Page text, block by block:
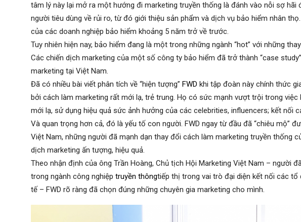
tâm lý này lại mở ra một hướng đi marketing truyền thống là đánh vào nỗi sợ hãi
người tiêu dùng về rủi ro, từ đó giới thiệu sản phẩm và dịch vụ bảo hiểm nhân
của các doanh nghiệp bảo hiểm khoảng 5 năm trở về trước.
Tuy nhiên hiện nay, bảo hiểm đang là một trong những ngành “hot” với những
Các chiến dịch marketing của một số công ty bảo hiểm đã trở thành “case
marketing tại Việt Nam.
Đã có nhiều bài viết phân tích về “hiện tượng” FWD khi tập đoàn này chính thức
bởi cách làm marketing rất mới lạ, trẻ trung. Họ có sức mạnh vượt trội trong
mới lạ, sử dụng hiệu quả sức ảnh hưởng của các celebrities, influencers; kết nối
Và quan trọng hơn cả, đó là yếu tố con người. FWD ngay từ đầu đã “chiêu mộ”
Việt Nam, những người đã mạnh dạn thay đổi cách làm marketing truyền thống
dịch marketing ấn tượng, hiệu quả.
Theo nhận định của ông Trần Hoàng, Chủ tịch Hội Marketing Việt Nam – người
trong ngành công nghiệp truyền thôngtiếp thị trong vai trò đại diện kết nối các
tế – FWD rõ ràng đã chọn đúng những chuyên gia marketing cho mình.